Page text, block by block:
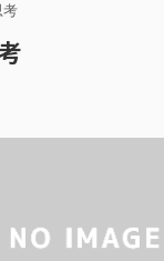
考